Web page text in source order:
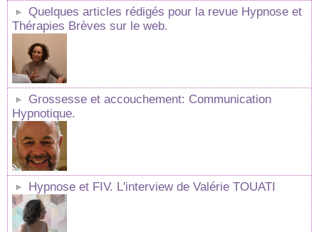
Quelques articles rédigés pour la revue Hypnose et
Thérapies Brèves sur le web.
Grossesse et accouchement: Communication
Hypnotique.
Hypnose et FIV. L'interview de Valérie TOUATI